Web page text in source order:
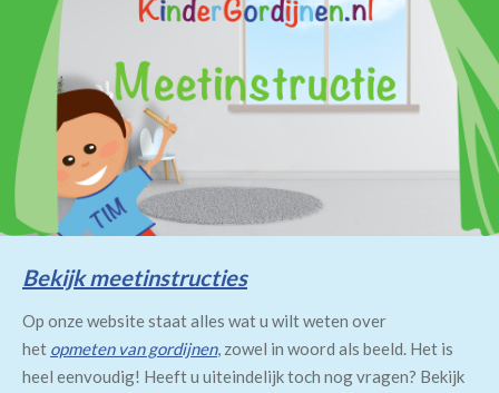
Bekijk meetinstructies
Op onze website staat alles wat u wilt weten over
het opmeten van gordijnen, zowel in woord als beeld. Het is
heel eenvoudig! Heeft u uiteindelijk toch nog vragen? Bekijk